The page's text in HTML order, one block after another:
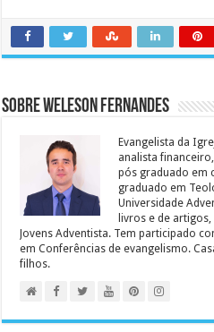
Sobre Weleson Fernandes
Evangelista da
analista
pós graduado em
graduado em
Universidade
livros e de
Jovens Adventista. Tem participado
em Conferências de evangelismo.
filhos.